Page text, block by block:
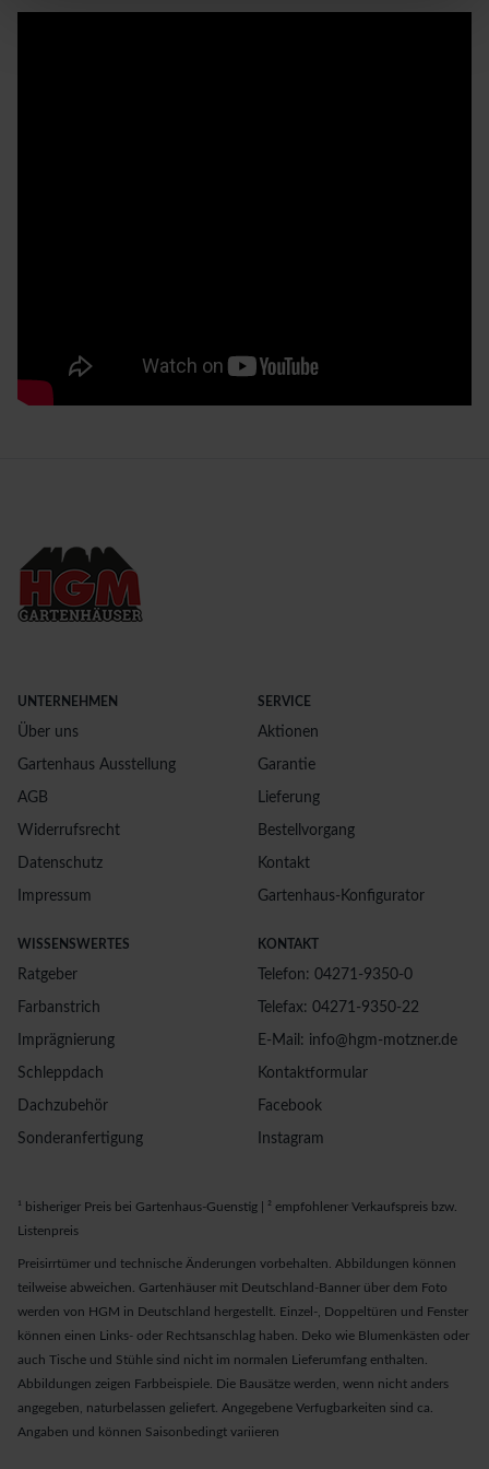
UNTERNEHMEN
Über uns
Gartenhaus Ausstellung
AGB
Widerrufsrecht
Datenschutz
Impressum
SERVICE
Aktionen
Garantie
Lieferung
Bestellvorgang
Kontakt
Gartenhaus-Konfigurator
WISSENSWERTES
Ratgeber
Farbanstrich
Imprägnierung
Schleppdach
Dachzubehör
Sonderanfertigung
KONTAKT
Telefon: 04271-9350-0
Telefax: 04271-9350-22
E-Mail: info@hgm-motzner.de
Kontaktformular
Facebook
Instagram
¹ bisheriger Preis bei Gartenhaus-Guenstig | ² empfohlener Verkaufspreis bzw.
Listenpreis
Preisirrtümer und technische Änderungen vorbehalten. Abbildungen können
teilweise abweichen. Gartenhäuser mit Deutschland-Banner über dem Foto
werden von HGM in Deutschland hergestellt. Einzel-, Doppeltüren und Fenster
können einen Links- oder Rechtsanschlag haben. Deko wie Blumenkästen oder
auch Tische und Stühle sind nicht im normalen Lieferumfang enthalten.
Abbildungen zeigen Farbbeispiele. Die Bausätze werden, wenn nicht anders
angegeben, naturbelassen geliefert. Angegebene Verfugbarkeiten sind ca.
Angaben und können Saisonbedingt variieren